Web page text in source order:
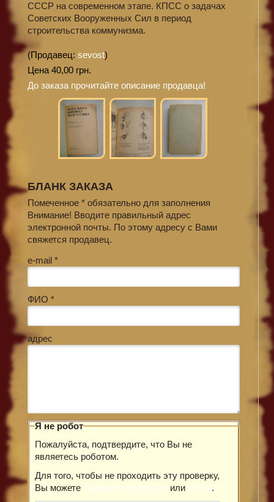
СССР на современном этапе. КПСС о задачах
Советских Вооруженных Сил в период
строительства коммунизма.
(Продавец: sevost)
Цена 40,00 грн.
До заказа прочитайте описание продавца!
БЛАНК ЗАКАЗА
Помеченное * обязательно для заполнения
Внимание! Вводите правильный адрес
электронной почты. По этому адресу с Вами
свяжется продавец.
e-mail *
ФИО *
адрес
Я не робот
Пожалуйста, подтвердите, что Вы не
являетесь роботом.
Для того, чтобы не проходить эту проверку,
Вы можете зарегистрироваться или войти.